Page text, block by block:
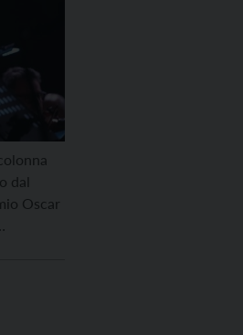
dal
Oscar